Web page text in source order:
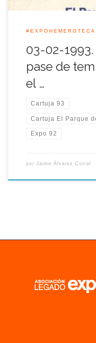
#EXPOHEMEROTECA
03-02-
pase de
el …
Cartuja 93
Cartuja El Parque
Expo 92
por Jaime Álvarez Corral